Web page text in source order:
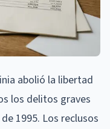
abolió la libertad
los delitos graves
1995. Los reclusos